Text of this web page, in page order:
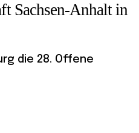
Sachsen-Anhalt in
die 28. Offene